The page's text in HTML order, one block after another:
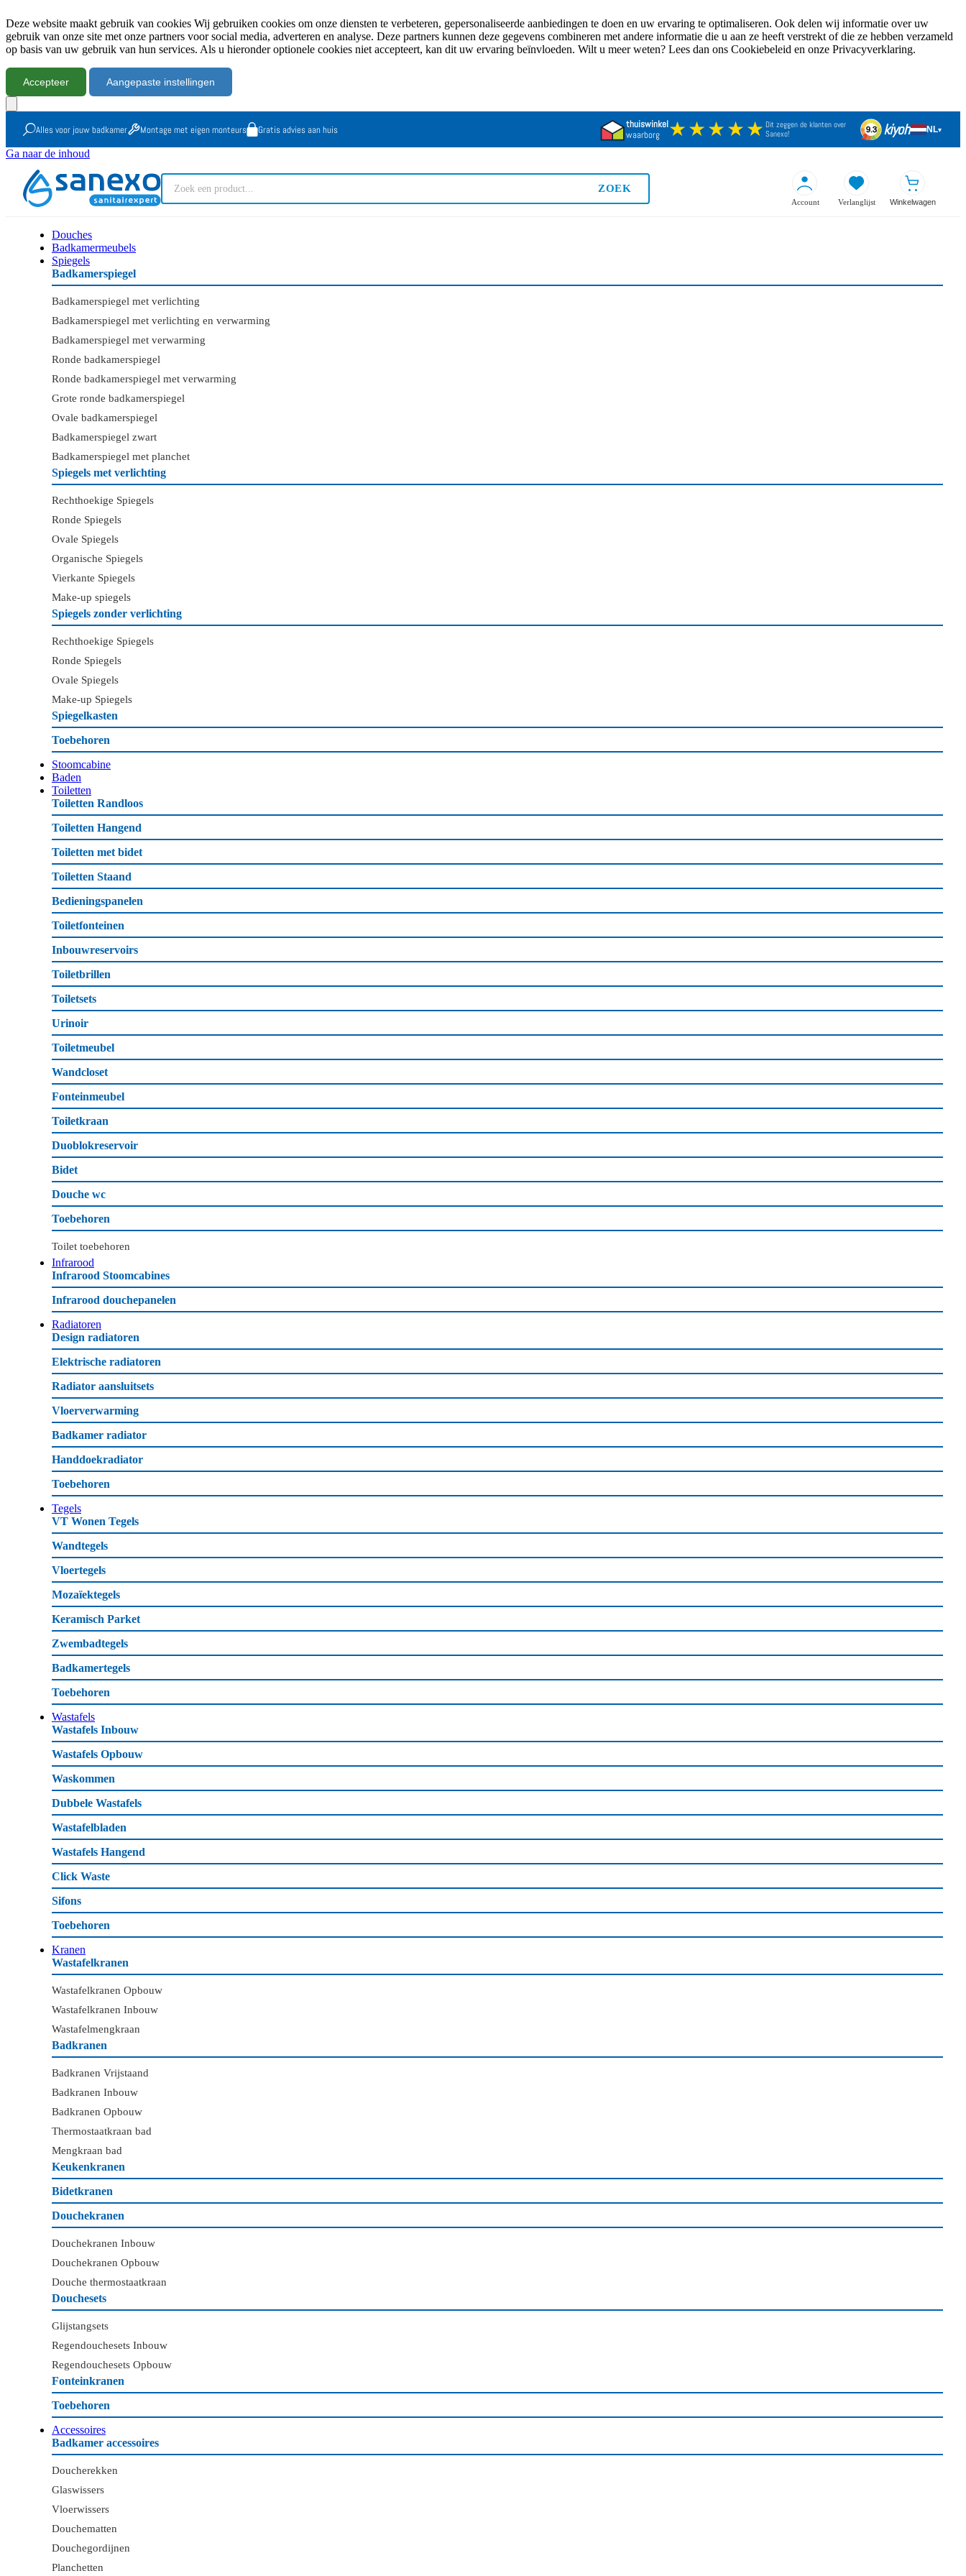
Deze website maakt gebruik van cookies Wij gebruiken cookies om onze diensten te verbeteren, gepersonaliseerde aanbiedingen te doen en uw ervaring te optimaliseren. Ook delen wij informatie over uw
gebruik van onze site met onze partners voor social media, adverteren en analyse. Deze partners kunnen deze gegevens combineren met andere informatie die u aan ze heeft verstrekt of die ze hebben verzameld
op basis van uw gebruik van hun services. Als u hieronder optionele cookies niet accepteert, kan dit uw ervaring beïnvloeden. Wilt u meer weten? Lees dan ons Cookiebeleid en onze Privacyverklaring.
Accepteer Aangepaste instellingen
Alles voor jouw badkamer Montage met eigen monteurs Gratis advies aan huis
thuiswinkel
waarborg
★★★★★ Dit zeggen de klanten over
Sanexo!
9.3 kiyoh NL▾
Ga naar de inhoud
ZOEK
Account Verlanglijst Winkelwagen
Douches
Badkamermeubels
Spiegels
Badkamerspiegel
Badkamerspiegel met verlichting
Badkamerspiegel met verlichting en verwarming
Badkamerspiegel met verwarming
Ronde badkamerspiegel
Ronde badkamerspiegel met verwarming
Grote ronde badkamerspiegel
Ovale badkamerspiegel
Badkamerspiegel zwart
Badkamerspiegel met planchet
Spiegels met verlichting
Rechthoekige Spiegels
Ronde Spiegels
Ovale Spiegels
Organische Spiegels
Vierkante Spiegels
Make-up spiegels
Spiegels zonder verlichting
Rechthoekige Spiegels
Ronde Spiegels
Ovale Spiegels
Make-up Spiegels
Spiegelkasten
Toebehoren
Stoomcabine
Baden
Toiletten
Toiletten Randloos
Toiletten Hangend
Toiletten met bidet
Toiletten Staand
Bedieningspanelen
Toiletfonteinen
Inbouwreservoirs
Toiletbrillen
Toiletsets
Urinoir
Toiletmeubel
Wandcloset
Fonteinmeubel
Toiletkraan
Duoblokreservoir
Bidet
Douche wc
Toebehoren
Toilet toebehoren
Infrarood
Infrarood Stoomcabines
Infrarood douchepanelen
Radiatoren
Design radiatoren
Elektrische radiatoren
Radiator aansluitsets
Vloerverwarming
Badkamer radiator
Handdoekradiator
Toebehoren
Tegels
VT Wonen Tegels
Wandtegels
Vloertegels
Mozaïektegels
Keramisch Parket
Zwembadtegels
Badkamertegels
Toebehoren
Wastafels
Wastafels Inbouw
Wastafels Opbouw
Waskommen
Dubbele Wastafels
Wastafelbladen
Wastafels Hangend
Click Waste
Sifons
Toebehoren
Kranen
Wastafelkranen
Wastafelkranen Opbouw
Wastafelkranen Inbouw
Wastafelmengkraan
Badkranen
Badkranen Vrijstaand
Badkranen Inbouw
Badkranen Opbouw
Thermostaatkraan bad
Mengkraan bad
Keukenkranen
Bidetkranen
Douchekranen
Douchekranen Inbouw
Douchekranen Opbouw
Douche thermostaatkraan
Douchesets
Glijstangsets
Regendouchesets Inbouw
Regendouchesets Opbouw
Fonteinkranen
Toebehoren
Accessoires
Badkamer accessoires
Doucherekken
Glaswissers
Vloerwissers
Douchematten
Douchegordijnen
Planchetten